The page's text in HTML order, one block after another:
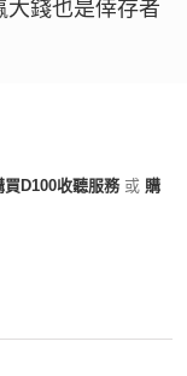
大錢也是倖存者
買D100收聽服務 或 購